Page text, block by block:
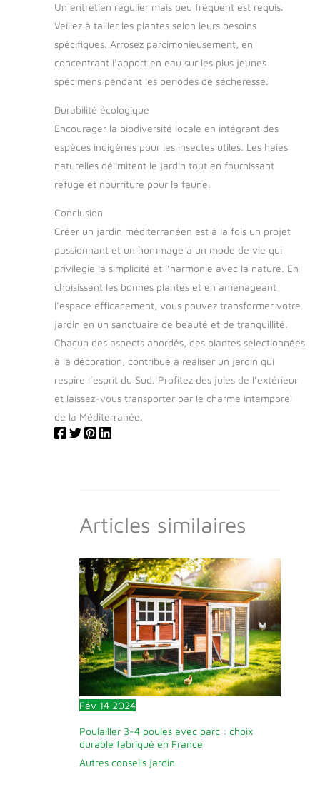
Un entretien régulier mais peu fréquent est requis.
Veillez à tailler les plantes selon leurs besoins
spécifiques. Arrosez parcimonieusement, en
concentrant l’apport en eau sur les plus jeunes
spécimens pendant les périodes de sécheresse.
Durabilité écologique
Encourager la biodiversité locale en intégrant des
espèces indigènes pour les insectes utiles. Les haies
naturelles délimitent le jardin tout en fournissant
refuge et nourriture pour la faune.
Conclusion
Créer un jardin méditerranéen est à la fois un projet
passionnant et un hommage à un mode de vie qui
privilégie la simplicité et l’harmonie avec la nature. En
choisissant les bonnes plantes et en aménageant
l’espace efficacement, vous pouvez transformer votre
jardin en un sanctuaire de beauté et de tranquillité.
Chacun des aspects abordés, des plantes sélectionnées
à la décoration, contribue à réaliser un jardin qui
respire l’esprit du Sud. Profitez des joies de l’extérieur
et laissez-vous transporter par le charme intemporel
de la Méditerranée.
Articles similaires
Fév 14 2024
Poulailler 3-4 poules avec parc : choix
durable fabriqué en France
Autres conseils jardin